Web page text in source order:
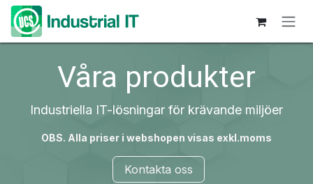
Hoppa till innehåll
Våra produkter
Industriella IT-lösningar för krävande miljöer
OBS. Alla priser i webshopen visas exkl.moms
Kontakta oss